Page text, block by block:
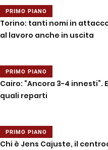
PRIMO PIANO
Torino: tanti nomi in
al lavoro anche in uscita
PRIMO PIANO
Cairo: “Ancora 3-4 innesti”.
quali reparti
PRIMO PIANO
Chi è Jens Cajuste, il